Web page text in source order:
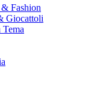
Fashion
Giocattoli
Tema